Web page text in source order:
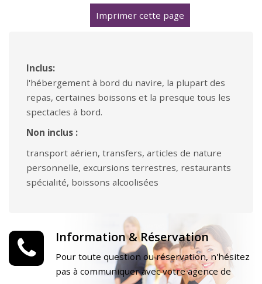
Imprimer cette page
Inclus:
l'hébergement à bord du navire, la plupart des
repas, certaines boissons et la presque tous les
spectacles à bord.
Non inclus :
transport aérien, transfers, articles de nature
personnelle, excursions terrestres, restaurants
spécialité, boissons alcoolisées
Information & Réservation
Pour toute question ou réservation, n'hésitez
pas à communiquer avec votre agence de